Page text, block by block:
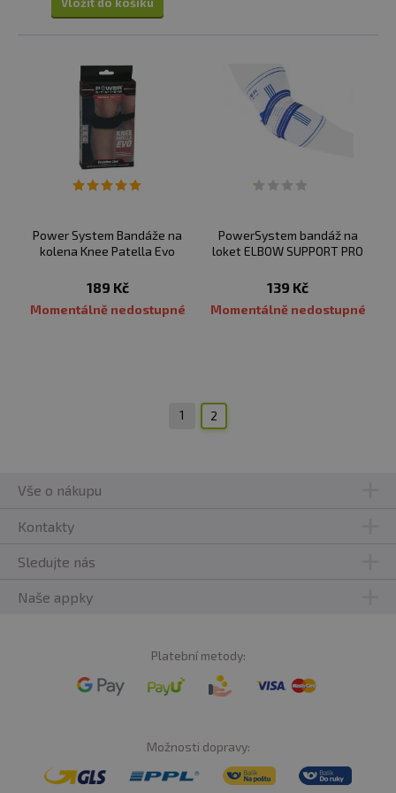
Power System Bandáže na
kolena Knee Patella Evo
189 Kč
Momentálně nedostupné
PowerSystem bandáž na
loket ELBOW SUPPORT PRO
139 Kč
Momentálně nedostupné
1 2
Vše o nákupu
Kontakty
Sledujte nás
Naše appky
Platební metody:
Možnosti dopravy: